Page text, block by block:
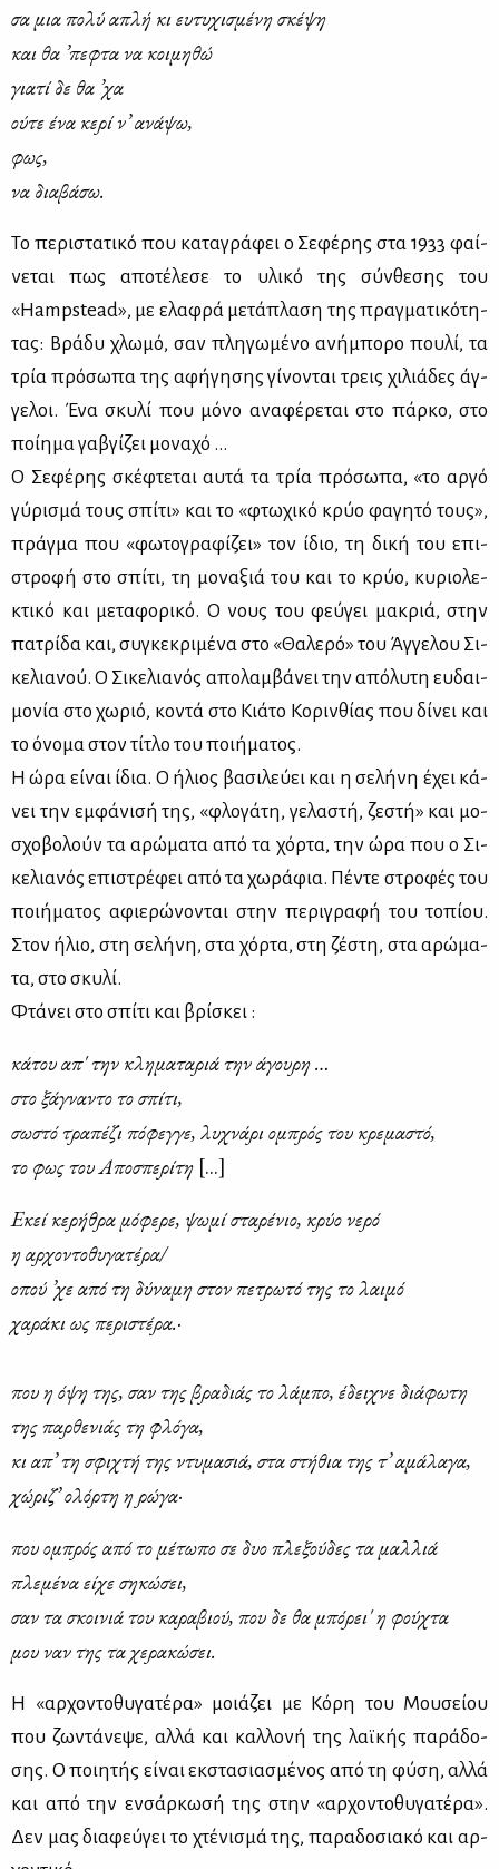
σα μια πο­λύ απλή κι ευ­τυ­χι­σμέ­νη σκέ­ψη
και θα ’πε­φτα να κοι­μη­θώ
για­τί δε θα ’χα
ού­τε ένα κε­ρί ν’ ανά­ψω,
φως,
να δια­βά­σω.
Το πε­ρι­στα­τι­κό που κα­τα­γρά­φει ο Σε­φέ­ρης στα 1933 φαί­
νε­ται πως απο­τέ­λε­σε το υλι­κό της σύν­θε­σης του
«Hampstead», με ελα­φρά με­τά­πλα­ση της πραγ­μα­τι­κό­τη­
τας: Βρά­δυ χλω­μό, σαν πλη­γω­μέ­νο ανή­μπο­ρο που­λί, τα
τρία πρό­σω­πα της αφή­γη­σης γί­νο­νται τρεις χι­λιά­δες άγ­
γε­λοι. Ένα σκυ­λί που μό­νο ανα­φέ­ρε­ται στο πάρ­κο, στο
ποί­η­μα γα­βγί­ζει μο­να­χό …
Ο Σε­φέ­ρης σκέ­φτε­ται αυ­τά τα τρία πρό­σω­πα, «το αρ­γό
γύ­ρι­σμά τους σπί­τι» και το «φτω­χι­κό κρύο φα­γη­τό τους»,
πράγ­μα που «φω­το­γρα­φί­ζει» τον ίδιο, τη δι­κή του επι­
στρο­φή στο σπί­τι, τη μο­να­ξιά του και το κρύο, κυ­ριο­λε­
κτι­κό και με­τα­φο­ρι­κό. Ο νους του φεύ­γει μα­κριά, στην
πα­τρί­δα και, συ­γκε­κρι­μέ­να στο «Θα­λε­ρό» του Άγ­γε­λου Σι­
κε­λια­νού. Ο Σι­κε­λια­νός απο­λαμ­βά­νει την από­λυ­τη ευ­δαι­
μο­νία στο χω­ριό, κο­ντά στο Κιά­το Κο­ριν­θί­ας που δί­νει και
το όνο­μα στον τί­τλο του ποι­ή­μα­τος.
Η ώρα εί­ναι ίδια. Ο ήλιος βα­σι­λεύ­ει και η σε­λή­νη έχει κά­
νει την εμ­φά­νι­σή της, «φλο­γά­τη, γε­λα­στή, ζε­στή» και μο­
σχο­βο­λούν τα αρώ­μα­τα από τα χόρ­τα, την ώρα που ο Σι­
κε­λια­νός επι­στρέ­φει από τα χω­ρά­φια. Πέ­ντε στρο­φές του
ποι­ή­μα­τος αφιε­ρώ­νο­νται στην πε­ρι­γρα­φή του το­πί­ου.
Στον ήλιο, στη σε­λή­νη, στα χόρ­τα, στη ζέ­στη, στα αρώ­μα­
τα, στο σκυ­λί.
Φτά­νει στο σπί­τι και βρί­σκει :
κά­του απ' την κλη­μα­τα­ριά την άγου­ρη …
στο ξά­γνα­ντο το σπί­τι,
σω­στό τρα­πέ­ζι πό­φεγ­γε, λυ­χνά­ρι ομπρός του κρε­μα­στό,
το φως του Aπο­σπε­ρί­τη [...]
Eκεί κε­ρή­θρα μό­φε­ρε, ψω­μί στα­ρέ­νιο, κρύο νε­ρό
η αρ­χο­ντο­θυ­γα­τέ­ρα/
οπού ’χε από τη δύ­να­μη στον πε­τρω­τό της το λαι­μό
χα­ρά­κι ως πε­ρι­στέ­ρα.·
που η όψη της, σαν της βρα­διάς το λά­μπο, έδει­χνε διά­φω­τη
της παρ­θε­νιάς τη φλό­γα,
κι απ’ τη σφι­χτή της ντυ­μα­σιά, στα στή­θια της τ’ αμά­λα­γα,
χώ­ρι­ζ’ ολόρ­τη η ρώ­γα·
που ομπρός από το μέ­τω­πο σε δυο πλε­ξού­δες τα μαλ­λιά
πλε­μέ­να εί­χε ση­κώ­σει,
σαν τα σκοι­νιά του κα­ρα­βιού, που δε θα μπό­ρει' η φού­χτα
μου ναν της τα χε­ρα­κώ­σει.
Η «αρ­χο­ντο­θυ­γα­τέ­ρα» μοιά­ζει με Κό­ρη του Μου­σεί­ου
που ζω­ντά­νε­ψε, αλ­λά και καλ­λο­νή της λαϊ­κής πα­ρά­δο­
σης. Ο ποι­η­τής εί­ναι εκ­στα­σια­σμέ­νος από τη φύ­ση, αλ­λά
και από την εν­σάρ­κω­σή της στην «αρ­χο­ντο­θυ­γα­τέ­ρα».
Δεν μας δια­φεύ­γει το χτέ­νι­σμά της, πα­ρα­δο­σια­κό και αρ­